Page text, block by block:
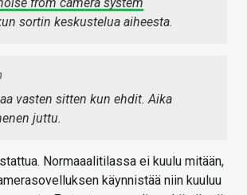
sortin keskustelua aiheesta.
vasten sitten kun ehdit. Aika
juttu.
Normaaalitilassa ei kuulu mitään,
käynnistää niin kuuluu